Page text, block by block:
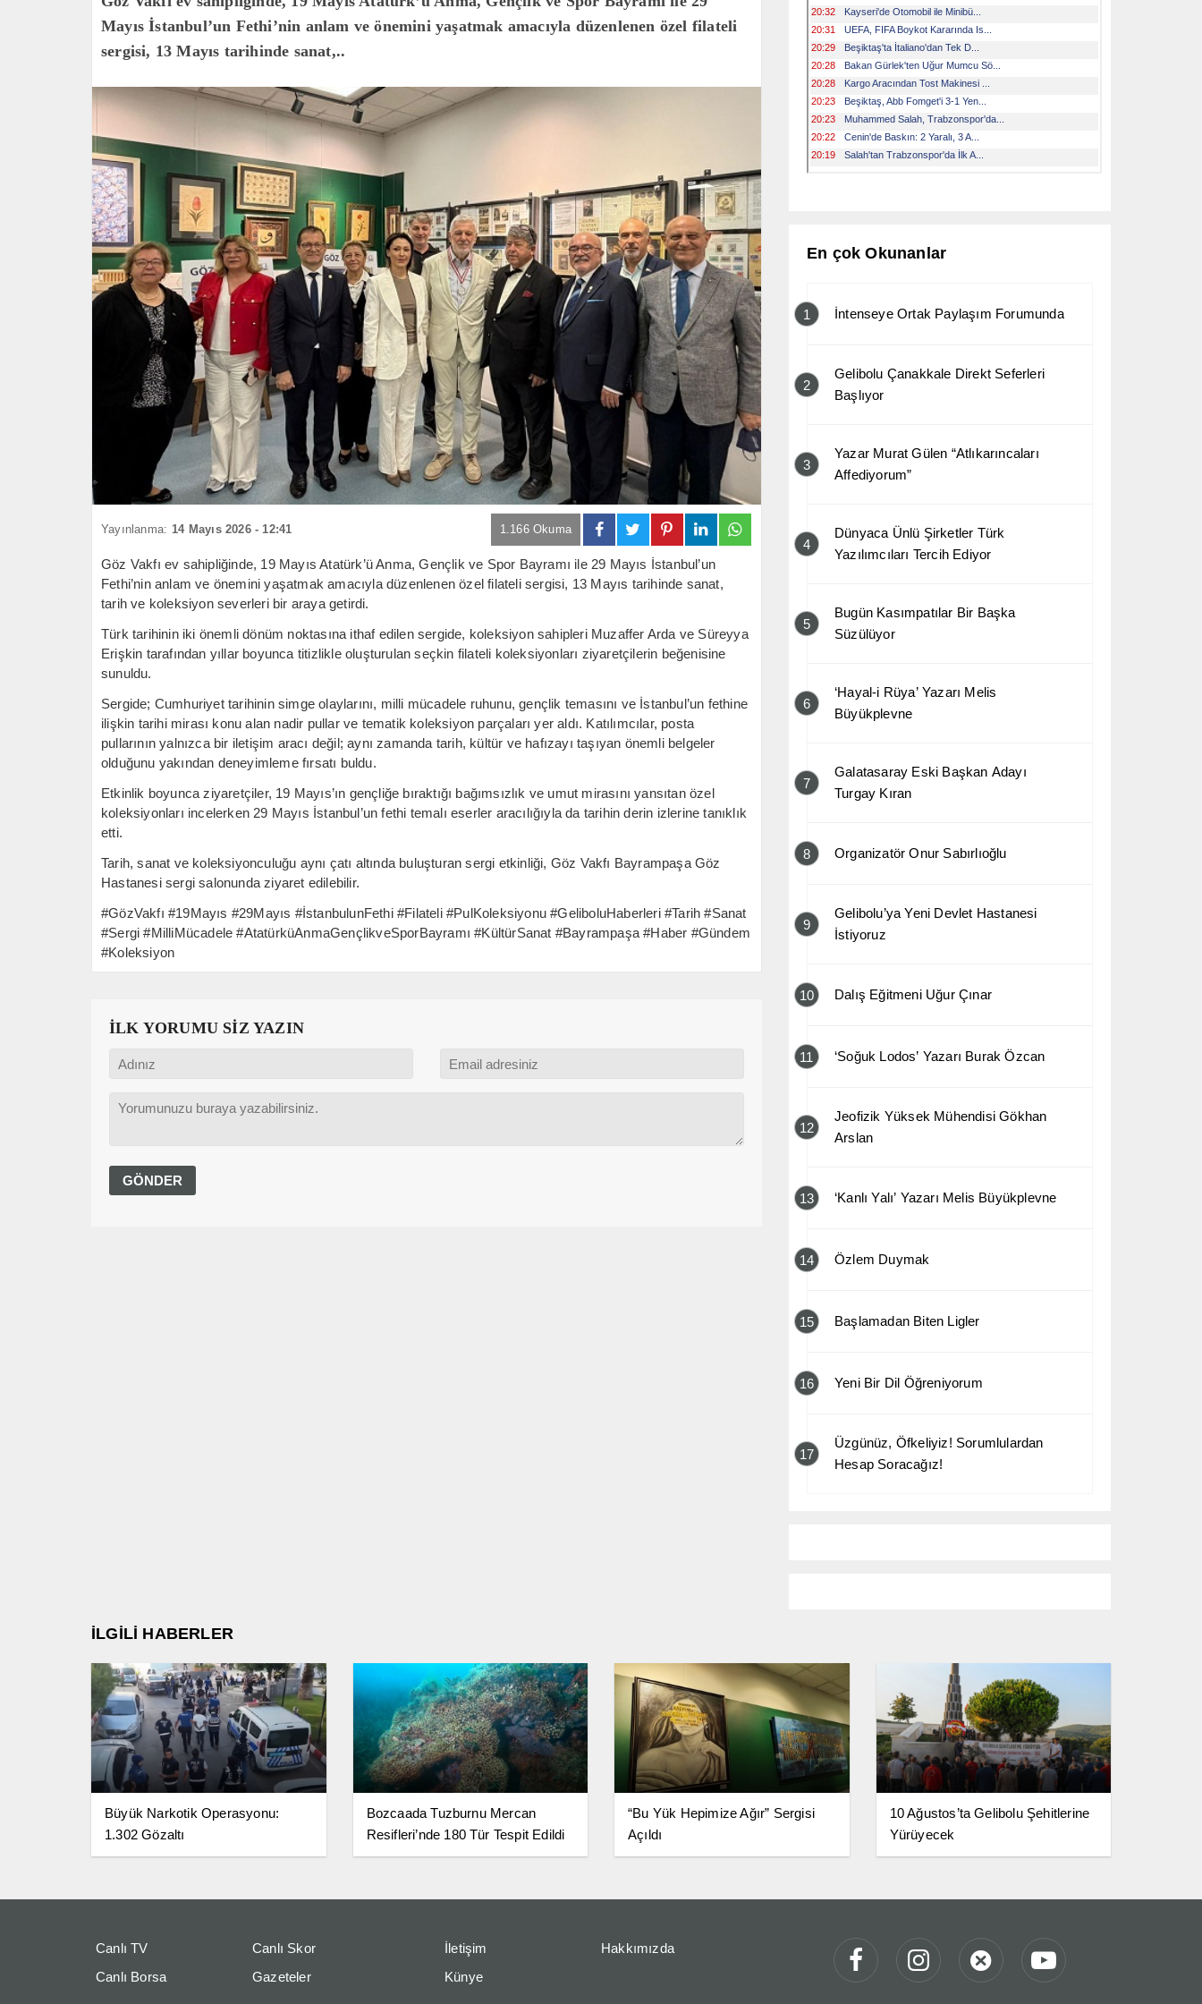
Mayıs İstanbul’un Fethi’nin anlam ve önemini yaşatmak amacıyla düzenlenen özel filateli
sergisi, 13 Mayıs tarihinde sanat,..
Yayınlanma: 14 Mayıs 2026 - 12:41 1.166 Okuma
Göz Vakfı ev sahipliğinde, 19 Mayıs Atatürk’ü Anma, Gençlik ve Spor Bayramı ile 29 Mayıs İstanbul’un
Fethi’nin anlam ve önemini yaşatmak amacıyla düzenlenen özel filateli sergisi, 13 Mayıs tarihinde sanat,
tarih ve koleksiyon severleri bir araya getirdi.
Türk tarihinin iki önemli dönüm noktasına ithaf edilen sergide, koleksiyon sahipleri Muzaffer Arda ve Süreyya
Erişkin tarafından yıllar boyunca titizlikle oluşturulan seçkin filateli koleksiyonları ziyaretçilerin beğenisine
sunuldu.
Sergide; Cumhuriyet tarihinin simge olaylarını, milli mücadele ruhunu, gençlik temasını ve İstanbul’un fethine
ilişkin tarihi mirası konu alan nadir pullar ve tematik koleksiyon parçaları yer aldı. Katılımcılar, posta
pullarının yalnızca bir iletişim aracı değil; aynı zamanda tarih, kültür ve hafızayı taşıyan önemli belgeler
olduğunu yakından deneyimleme fırsatı buldu.
Etkinlik boyunca ziyaretçiler, 19 Mayıs’ın gençliğe bıraktığı bağımsızlık ve umut mirasını yansıtan özel
koleksiyonları incelerken 29 Mayıs İstanbul’un fethi temalı eserler aracılığıyla da tarihin derin izlerine tanıklık
etti.
Tarih, sanat ve koleksiyonculuğu aynı çatı altında buluşturan sergi etkinliği, Göz Vakfı Bayrampaşa Göz
Hastanesi sergi salonunda ziyaret edilebilir.
#GözVakfı #19Mayıs #29Mayıs #İstanbulunFethi #Filateli #PulKoleksiyonu #GeliboluHaberleri #Tarih #Sanat
#Sergi #MilliMücadele #AtatürküAnmaGençlikveSporBayramı #KültürSanat #Bayrampaşa #Haber #Gündem
#Koleksiyon
İLK YORUMU SİZ YAZIN
En çok Okunanlar
1 İntenseye Ortak Paylaşım Forumunda
2
Gelibolu Çanakkale Direkt Seferleri
Başlıyor
3
Yazar Murat Gülen “Atlıkarıncaları
Affediyorum”
4
Dünyaca Ünlü Şirketler Türk
Yazılımcıları Tercih Ediyor
5
Bugün Kasımpatılar Bir Başka
Süzülüyor
6
‘Hayal-i Rüya’ Yazarı Melis
Büyükplevne
7
Galatasaray Eski Başkan Adayı
Turgay Kıran
8 Organizatör Onur Sabırlıoğlu
9
Gelibolu’ya Yeni Devlet Hastanesi
İstiyoruz
10 Dalış Eğitmeni Uğur Çınar
11 ‘Soğuk Lodos’ Yazarı Burak Özcan
12
Jeofizik Yüksek Mühendisi Gökhan
Arslan
13 ‘Kanlı Yalı’ Yazarı Melis Büyükplevne
14 Özlem Duymak
15 Başlamadan Biten Ligler
16 Yeni Bir Dil Öğreniyorum
17
Üzgünüz, Öfkeliyiz! Sorumlulardan
Hesap Soracağız!
İLGİLİ HABERLER
Büyük Narkotik Operasyonu:
1.302 Gözaltı
Bozcaada Tuzburnu Mercan
Resifleri’nde 180 Tür Tespit Edildi
“Bu Yük Hepimize Ağır” Sergisi
Açıldı
10 Ağustos’ta Gelibolu Şehitlerine
Yürüyecek
Canlı TV
Canlı Skor
Canlı Borsa
Gazeteler
İletişim
Hakkımızda
Künye